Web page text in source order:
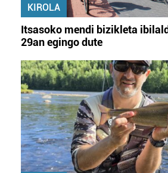
KIROLA
Itsasoko mendi bizikleta
29an egingo dute